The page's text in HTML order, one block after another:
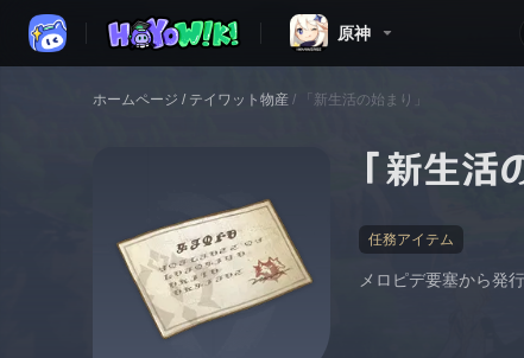
原神
ホームページ / テイワット物産 / 「新生活の始まり」
「新生活
任務アイテム
メロピデ要塞から発